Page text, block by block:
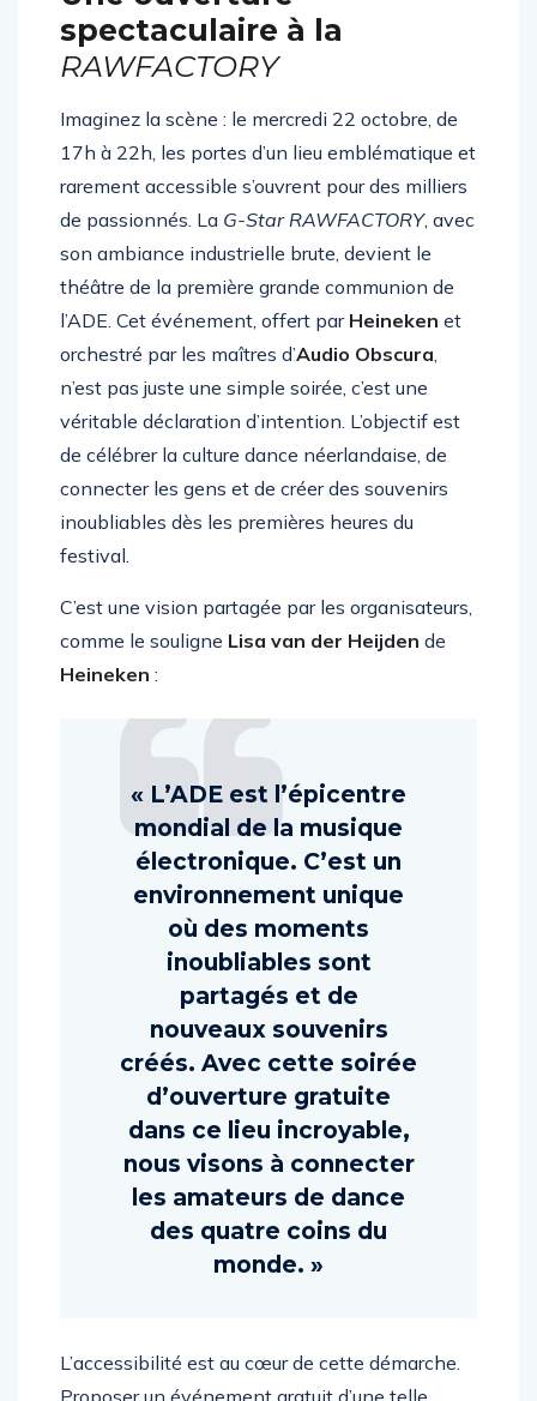
Une ouverture
spectaculaire à la
Imaginez la scène : le mercredi 22 octobre, de
17h à 22h, les portes d’un lieu emblématique et
rarement accessible s’ouvrent pour des milliers
de passionnés. LaG-Star RAWFACTORY, avec
son ambiance industrielle brute, devient le
théâtre de la première grande communion de
l’ADE. Cet événement, offert par Heineken
orchestré par les maîtres d’Audio Obscura
n’est pas juste une simple soirée, c’est une
véritable déclaration d’intention. L’objectif est
de célébrer la culture dance néerlandaise, de
connecter les gens et de créer des souvenirs
inoubliables dès les premières heures du
C’est une vision partagée par les organisateurs,
comme le souligne
« L’ADE est l’épicentre
mondial de la musique
électronique. C’est un
environnement unique
où des moments
inoubliables sont
partagés et de
nouveaux souvenirs
créés. Avec cette soirée
d’ouverture gratuite
dans ce lieu incroyable,
nous visons à connecter
les amateurs de dance
des quatre coins du
L’accessibilité est au cœur de cette démarche.